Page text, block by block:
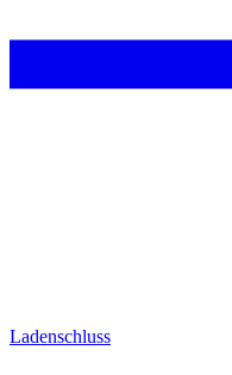
Ladenschluss